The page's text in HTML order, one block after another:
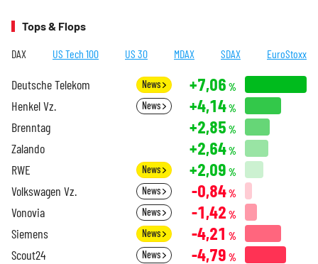
Tops & Flops
DAX US Tech 100 US 30 MDAX SDAX EuroStoxx
Deutsche Telekom News +7,06 %
Henkel Vz. News +4,14%
Brenntag +2,85 %
Zalando +2,64%
RWE News +2,09 %
Volkswagen Vz. News -0,84%
Vonovia News -1,42 %
Siemens News -4,21 %
Scout24 News -4,79 %